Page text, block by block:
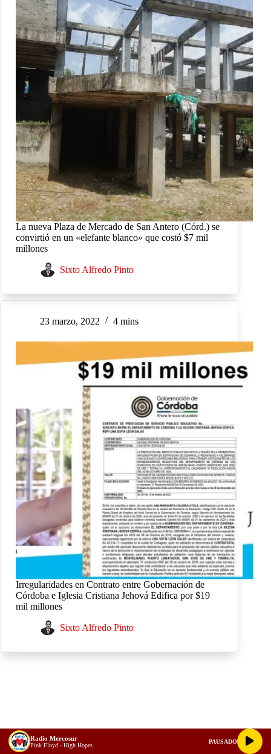
La nueva Plaza de Mercado de San Antero (Córd.) se
convirtió en un «elefante blanco» que costó $7 mil
millones
Sixto Alfredo Pinto
23 marzo, 2022 4 mins
Irregularidades en Contrato entre Gobernación de
Córdoba e Iglesia Cristiana Jehová Edifica por $19
mil millones
Sixto Alfredo Pinto
Buscar
Radio Mercosur
Pink Floyd - High Hopes
PAUSADO